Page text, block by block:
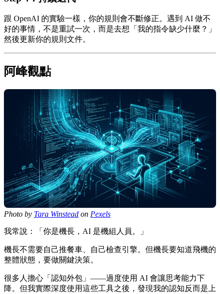
跟 OpenAI 的實驗一樣，你的規則會不斷修正。遇到 AI 做不
好的事情，不是重試一次，而是去想「我的指令缺少什麼？」
然後更新你的規則文件。
阿峰觀點
Photo by Tara Winstead on Pexels
我常說：「你是機長，AI 是機組人員。」
機長不需要自己推餐車、自己檢查引擎。但機長要知道飛機的
整體狀態，要做關鍵決策。
很多人擔心「認知外包」——過度使用 AI 會讓思考能力下
降。但我實際深度使用這些工具之後，發現我的認知反而是上